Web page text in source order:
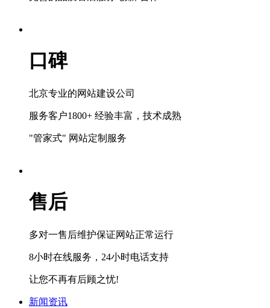
口碑
北京专业的网站建设公司
服务客户1800+ 经验丰富，技术成熟
"管家式" 网站定制服务
售后
多对一售后维护保证网站正常运行
8小时在线服务，24小时电话支持
让您不再有后顾之忧!
新闻资讯